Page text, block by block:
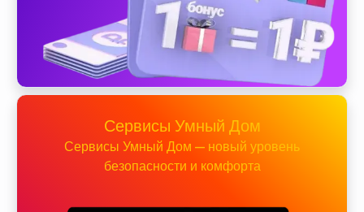
Сервисы Умный Дом
Сервисы Умный Дом — новый уровень
безопасности и комфорта